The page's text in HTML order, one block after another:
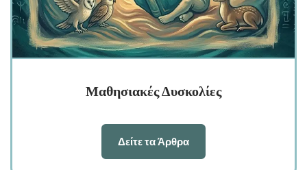
Μαθησιακές Δυσκολίες
Δείτε τα Άρθρα